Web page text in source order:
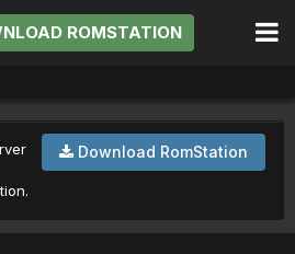
ROMSTATION
Download RomStation